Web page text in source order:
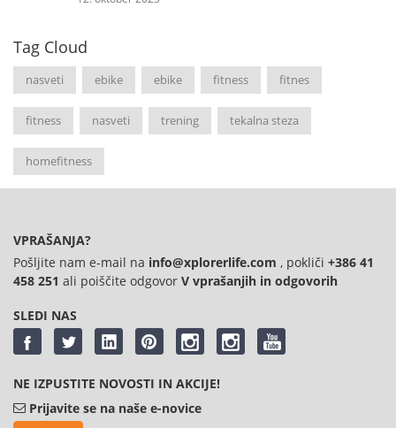
Tag Cloud
nasveti ebike ebike fitness fitnes
fitness nasveti trening tekalna steza
homefitness
VPRAŠANJA?
Pošljite nam e-mail na info@xplorerlife.com , pokliči +386 41
458 251 ali poiščite odgovor V vprašanjih in odgovorih
SLEDI NAS
NE IZPUSTITE NOVOSTI IN AKCIJE!
Prijavite se na naše e-novice